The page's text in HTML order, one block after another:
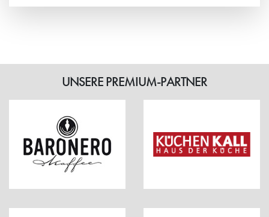
UNSERE PREMIUM-PARTNER